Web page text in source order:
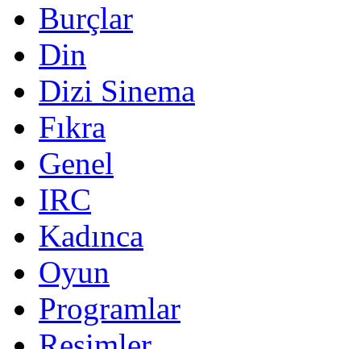
Burçlar
Din
Dizi Sinema
Fıkra
Genel
IRC
Kadınca
Oyun
Programlar